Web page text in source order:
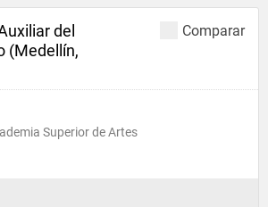
Comparar
del
(Medellín,
Superior de Artes